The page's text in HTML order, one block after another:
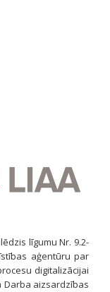
līgumu Nr. 9.2-
aģentūru par
digitalizācijai
aizsardzības